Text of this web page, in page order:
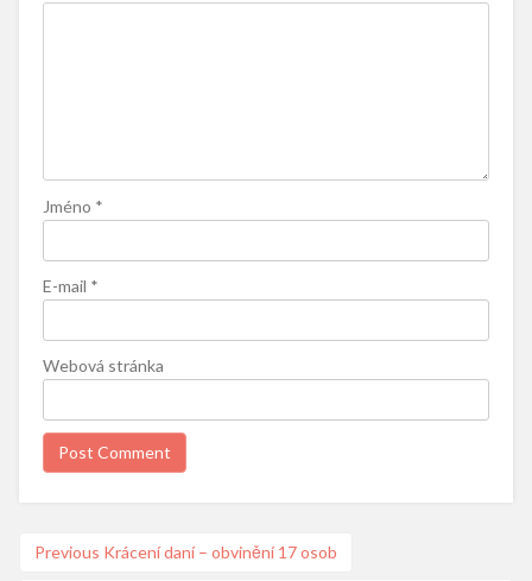
Jméno *
E-mail *
Webová stránka
Navigace
Previous Previous
Krácení daní – obvinění 17 osob